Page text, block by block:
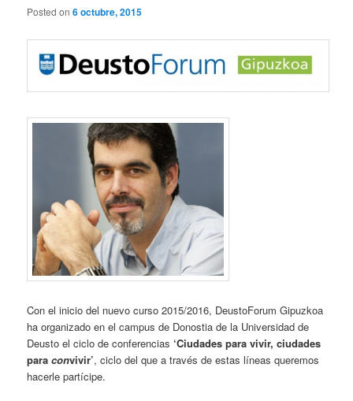
Posted on6 octubre, 2015
Con el inicio del nuevo curso 2015/2016, DeustoForum Gipuzkoa
ha organizado en el campus de Donostia de la Universidad de
Deusto el ciclo de conferencias‘Ciudades para vivir, ciudades
paraconvivir’, ciclo del que a través de estas líneas queremos
hacerle partícipe.